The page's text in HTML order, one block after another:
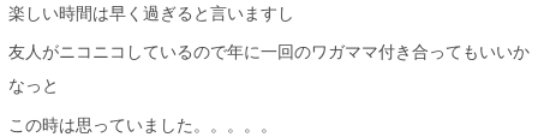
楽しい時間は早く過ぎると言いますし
友人がニコニコしているので年に一回のワガママ付き合ってもいいか
なっと
この時は思っていました。。。。。